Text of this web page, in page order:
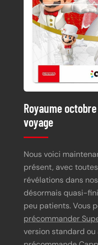
Royaume
voyage
Nous voici
présent, avec
révélations dans
désormais quasi-
peu patients. Vous
précommander
version standard ou